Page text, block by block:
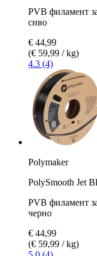
PVB филамент
сиво
€ 44,99
(€ 59,99 / kg)
4.3 (4)
Polymaker
PolySmooth Jet
PVB филамент
черно
€ 44,99
(€ 59,99 / kg)